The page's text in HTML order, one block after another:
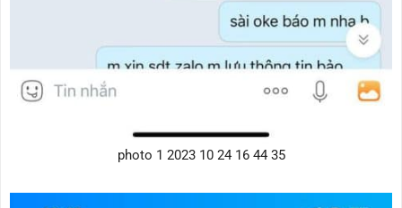
photo 1 2023 10 24 16 44 35